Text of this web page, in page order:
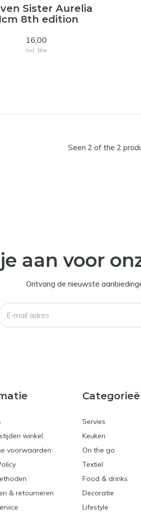
Sister Aurelia
8th edition
16,00
Incl. btw
Seen 2 of the 2
aan voor
Ontvang de nieuwste
winkel
voorwaarden
& retourneren
Servies
Keuken
On the go
Textiel
Food & drinks
Decoratie
Lifestyle